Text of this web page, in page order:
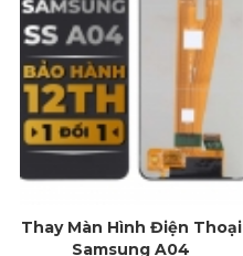
Thay Màn Hình Điện Thoại
Samsung A04